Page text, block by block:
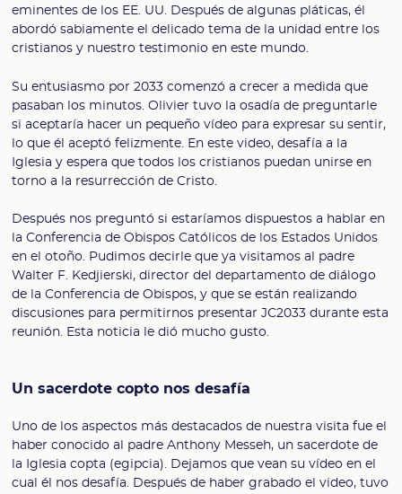
eminentes de los EE. UU. Después de algunas pláticas, él
abordó sabiamente el delicado tema de la unidad entre los
cristianos y nuestro testimonio en este mundo.
Su entusiasmo por 2033 comenzó a crecer a medida que
pasaban los minutos. Olivier tuvo la osadía de preguntarle
si aceptaría hacer un pequeño vídeo para expresar su sentir,
lo que él aceptó felizmente. En este video, desafía a la
Iglesia y espera que todos los cristianos puedan unirse en
torno a la resurrección de Cristo.
Después nos preguntó si estaríamos dispuestos a hablar en
la Conferencia de Obispos Católicos de los Estados Unidos
en el otoño. Pudimos decirle que ya visitamos al padre
Walter F. Kedjierski, director del departamento de diálogo
de la Conferencia de Obispos, y que se están realizando
discusiones para permitirnos presentar JC2033 durante esta
reunión. Esta noticia le dió mucho gusto.
Un sacerdote copto nos desafía
Uno de los aspectos más destacados de nuestra visita fue el
haber conocido al padre Anthony Messeh, un sacerdote de
la Iglesia copta (egipcia). Dejamos que vean su vídeo en el
cual él nos desafía. Después de haber grabado el video, tuvo